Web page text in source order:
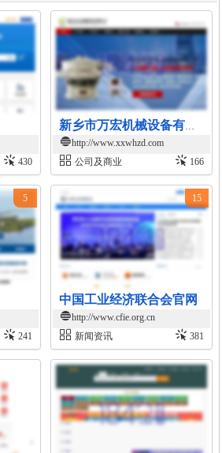
430
新乡市万宏机械设备有限公司官网
http://www.xxwhzd.com
公司及商业
166
241
5
中国工业经济联合会官网
http://www.cfie.org.cn
新闻资讯
381
15